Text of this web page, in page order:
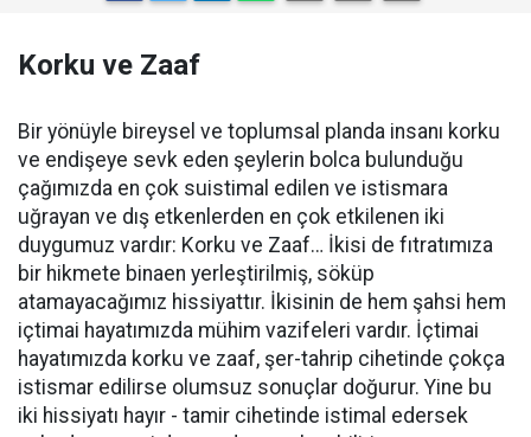
Korku ve Zaaf
Bir yönüyle bireysel ve toplumsal planda insanı korku
ve endişeye sevk eden şeylerin bolca bulunduğu
çağımızda en çok suistimal edilen ve istismara
uğrayan ve dış etkenlerden en çok etkilenen iki
duygumuz vardır: Korku ve Zaaf… İkisi de fıtratımıza
bir hikmete binaen yerleştirilmiş, söküp
atamayacağımız hissiyattır. İkisinin de hem şahsi hem
içtimai hayatımızda mühim vazifeleri vardır. İçtimai
hayatımızda korku ve zaaf, şer-tahrip cihetinde çokça
istismar edilirse olumsuz sonuçlar doğurur. Yine bu
iki hissiyatı hayır - tamir cihetinde istimal edersek